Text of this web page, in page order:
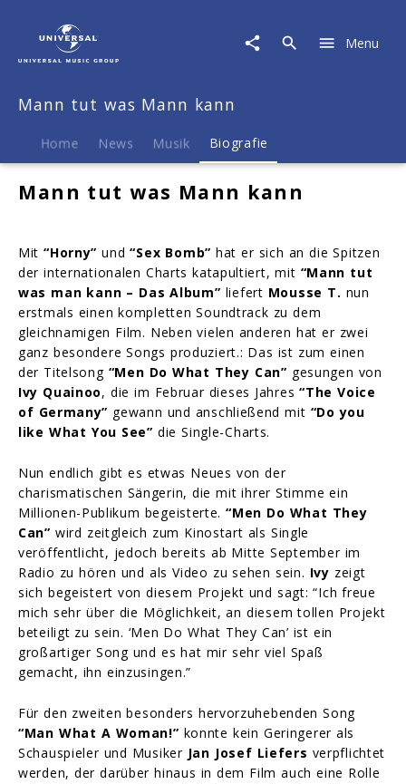
Mann
Menu
Mann tut was Mann kann
Home News Musik Biografie
Mann tut was Mann kann
Mit“Horny” und“Sex Bomb” hat er sich an die Spitzen
der internationalen Charts katapultiert, mit “Mann tut
was man kann – Das Album” liefert Mousse T. nun
erstmals einen kompletten Soundtrack zu dem
gleichnamigen Film. Neben vielen anderen hat er zwei
ganz besondere Songs produziert.: Das ist zum einen
der Titelsong “Men Do What They Can” gesungen von
Ivy Quainoo, die im Februar dieses Jahres“The Voice
of Germany” gewann und anschließend mit “Do you
like What You See” die Single-Charts.
Nun endlich gibt es etwas Neues von der
charismatischen Sängerin, die mit ihrer Stimme ein
Millionen-Publikum begeisterte.“Men Do What They
Can” wird zeitgleich zum Kinostart als Single
veröffentlicht, jedoch bereits ab Mitte September im
Radio zu hören und als Video zu sehen sein. Ivy zeigt
sich begeistert von diesem Projekt und sagt: “Ich freue
mich sehr über die Möglichkeit, an diesem tollen Projekt
beteiligt zu sein. ‘Men Do What They Can’ ist ein
großartiger Song und es hat mir sehr viel Spaß
gemacht, ihn einzusingen.”
Für den zweiten besonders hervorzuhebenden Song
“Man What A Woman!” konnte kein Geringerer als
Schauspieler und Musiker Jan Josef Liefers verpflichtet
werden, der darüber hinaus in dem Film auch eine Rolle